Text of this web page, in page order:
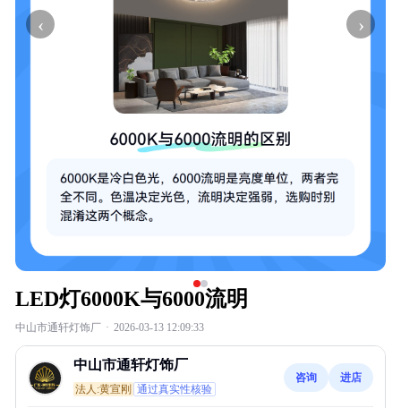
‹ ›
LED灯6000K与6000流明
中山市通轩灯饰厂 · 2026-03-13 12:09:33
中山市通轩灯饰厂
法人:黄宣刚 通过真实性核验
咨询 进店